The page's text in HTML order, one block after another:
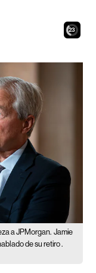
21
a JPMorgan. Jamie
de su retiro .